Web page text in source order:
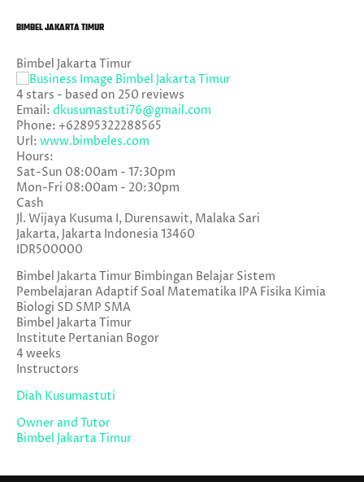
BIMBEL JAKARTA TIMUR
Bimbel Jakarta Timur
4 stars - based on 250 reviews
Email: dkusumastuti76@gmail.com
Phone: +62895322288565
Url: www.bimbeles.com
Hours:
Sat-Sun 08:00am - 17:30pm
Mon-Fri 08:00am - 20:30pm
Cash
Jl. Wijaya Kusuma I, Durensawit, Malaka Sari
Jakarta, Jakarta Indonesia13460
IDR500000
Bimbel Jakarta Timur Bimbingan Belajar Sistem
Pembelajaran Adaptif Soal Matematika IPA Fisika Kimia
Biologi SD SMP SMA
Bimbel Jakarta Timur
Institute Pertanian Bogor
4 weeks
Instructors
Diah Kusumastuti
Owner and Tutor
Bimbel Jakarta Timur